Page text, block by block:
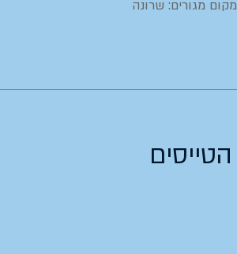
מקום מגורים: שרונה
הטייסים